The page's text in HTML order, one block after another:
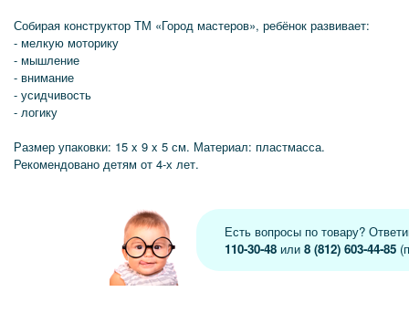
Собирая конструктор ТМ «Город мастеров», ребёнок развивает:
- мелкую моторику
- мышление
- внимание
- усидчивость
- логику
Размер упаковки: 15 x 9 x 5 см. Материал: пластмасса.
Рекомендовано детям от 4-х лет.
Есть вопросы по товару?
110-30-48 или8 (812) 603-44-85